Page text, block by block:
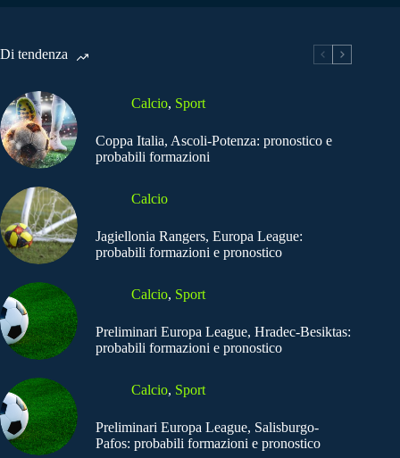
Di tendenza
Calcio, Sport
Coppa Italia, Ascoli-Potenza: pronostico e
probabili formazioni
Calcio
Jagiellonia Rangers, Europa League:
probabili formazioni e pronostico
Calcio, Sport
Preliminari Europa League, Hradec-Besiktas:
probabili formazioni e pronostico
Calcio, Sport
Preliminari Europa League, Salisburgo-
Pafos: probabili formazioni e pronostico